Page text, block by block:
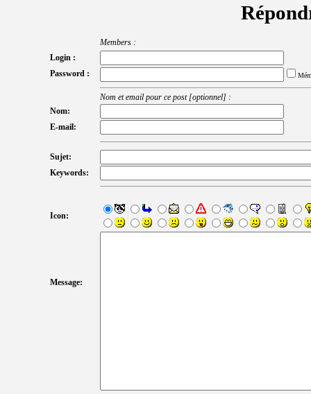
Members :
Login :
Password :
Nom et email pour ce post [optionnel] :
Nom:
E-mail:
Sujet:
Keywords:
Icon:
Message: